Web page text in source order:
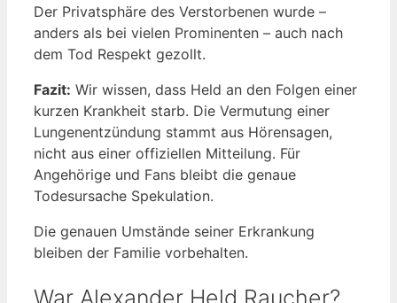
Der Privatsphäre des Verstorbenen wurde –
anders als bei vielen Prominenten – auch nach
dem Tod Respekt gezollt.
Fazit: Wir wissen, dass Held an den Folgen einer
kurzen Krankheit starb. Die Vermutung einer
Lungenentzündung stammt aus Hörensagen,
nicht aus einer offiziellen Mitteilung. Für
Angehörige und Fans bleibt die genaue
Todesursache Spekulation.
Die genauen Umstände seiner Erkrankung
bleiben der Familie vorbehalten.
War Alexander Held Raucher?